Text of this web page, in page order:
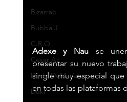
Bizarrap
Bubba J
C.R.O.
Cesar Ac
David DeMaría
Duki
Adexe y Nau se
presentar su nuevo
single muy especial
en todas las plataformas